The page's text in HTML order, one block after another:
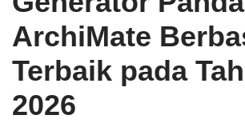
ArchiMate
Terbaik pada
2026